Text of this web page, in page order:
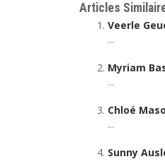
Articles
Veerle
...
Myriam
...
Chloé
...
Sunny